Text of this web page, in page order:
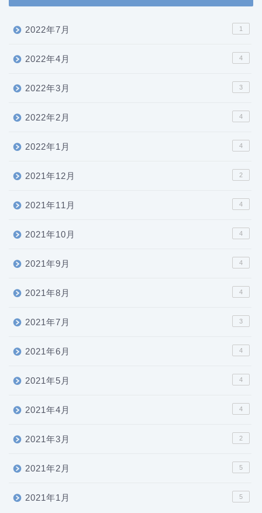
2022年7月 1
2022年4月 4
2022年3月 3
2022年2月 4
2022年1月 4
2021年12月 2
2021年11月 4
2021年10月 4
2021年9月 4
2021年8月 4
2021年7月 3
2021年6月 4
2021年5月 4
2021年4月 4
2021年3月 2
2021年2月 5
2021年1月 5